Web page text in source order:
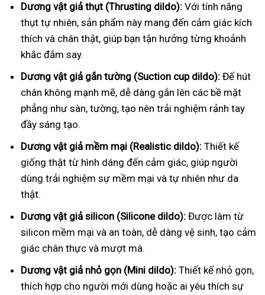
Dương vật giả thụt (Thrusting dildo): Với tính năng
thụt tự nhiên, sản phẩm này mang đến cảm giác kích
thích và chân thật, giúp bạn tận hưởng từng khoảnh
khắc đắm say.
Dương vật giả gắn tường (Suction cup dildo): Đế hút
chân không mạnh mẽ, dễ dàng gắn lên các bề mặt
phẳng như sàn, tường, tạo nên trải nghiệm rảnh tay
đầy sáng tạo.
Dương vật giả mềm mại (Realistic dildo): Thiết kế
giống thật từ hình dáng đến cảm giác, giúp người
dùng trải nghiệm sự mềm mại và tự nhiên như da
thật.
Dương vật giả silicon (Silicone dildo): Được làm từ
silicon mềm mại và an toàn, dễ dàng vệ sinh, tạo cảm
giác chân thực và mượt mà.
Dương vật giả nhỏ gọn (Mini dildo): Thiết kế nhỏ gọn,
thích hợp cho người mới dùng hoặc ai yêu thích sự